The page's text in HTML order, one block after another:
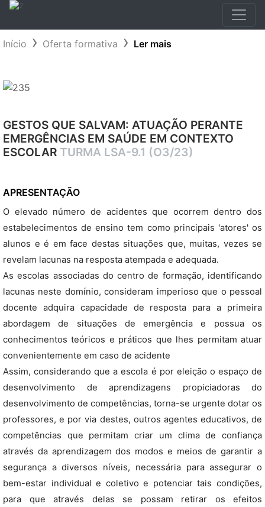
Início Oferta formativa Ler mais
GESTOS QUE SALVAM: ATUAÇÃO PERANTE
EMERGÊNCIAS EM SAÚDE EM CONTEXTO
ESCOLAR TURMA LSA-9.1 (O3/23)
APRESENTAÇÃO
O elevado número de acidentes que ocorrem dentro dos
estabelecimentos de ensino tem como principais 'atores' os
alunos e é em face destas situações que, muitas, vezes se
revelam lacunas na resposta atempada e adequada.
As escolas associadas do centro de formação, identificando
lacunas neste domínio, consideram imperioso que o pessoal
docente adquira capacidade de resposta para a primeira
abordagem de situações de emergência e possua os
conhecimentos teóricos e práticos que lhes permitam atuar
convenientemente em caso de acidente
Assim, considerando que a escola é por eleição o espaço de
desenvolvimento de aprendizagens propiciadoras do
desenvolvimento de competências, torna-se urgente dotar os
professores, e por via destes, outros agentes educativos, de
competências que permitam criar um clima de confiança
através da aprendizagem dos modos e meios de garantir a
segurança a diversos níveis, necessária para assegurar o
bem-estar individual e coletivo e potenciar tais condições,
para que através delas se possam retirar os efeitos